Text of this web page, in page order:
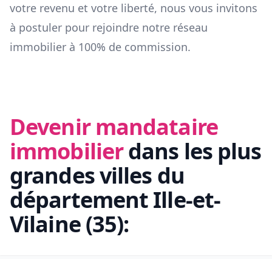
votre revenu et votre liberté, nous vous invitons
à postuler pour rejoindre notre réseau
immobilier à 100% de commission.
Devenir mandataire
immobilierdans les plus
grandes villes du
départementIlle-et-
Vilaine(35):